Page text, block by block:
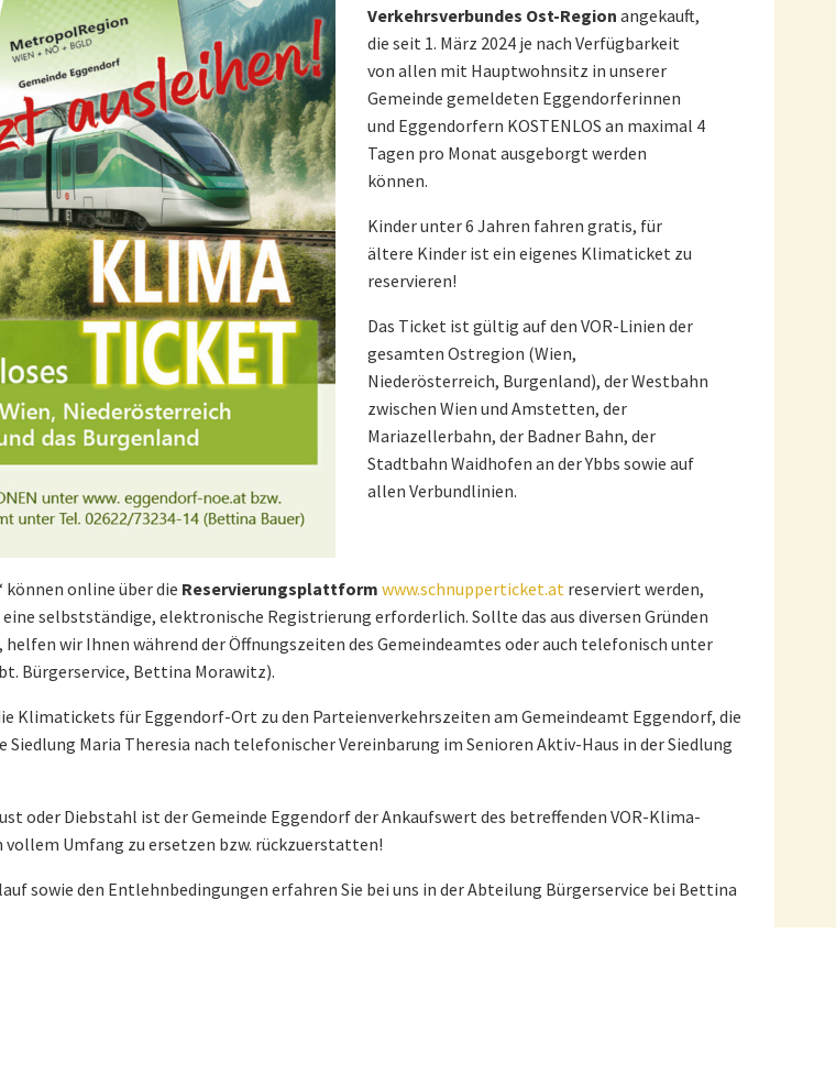
Verkehrsverbundes Ost-Region angekauft,
die seit 1. März 2024 je nach Verfügbarkeit
von allen mit Hauptwohnsitz in unserer
Gemeinde gemeldeten Eggendorferinnen
und Eggendorfern KOSTENLOS an maximal 4
Tagen pro Monat ausgeborgt werden
können.
Kinder unter 6 Jahren fahren gratis, für
ältere Kinder ist ein eigenes Klimaticket zu
reservieren!
Das Ticket ist gültig auf den VOR-Linien der
gesamten Ostregion (Wien,
Niederösterreich, Burgenland), der Westbahn
zwischen Wien und Amstetten, der
Mariazellerbahn, der Badner Bahn, der
Stadtbahn Waidhofen an der Ybbs sowie auf
allen Verbundlinien.
können online über die Reservierungsplattform www.schnupperticket.atreserviert werden,
selbstständige, elektronische Registrierung erforderlich. Sollte das aus diversen Gründen
wir Ihnen während der Öffnungszeiten des Gemeindeamtes oder auch telefonisch unter
Bürgerservice, Bettina Morawitz).
Klimatickets für Eggendorf-Ort zu den Parteienverkehrszeiten am Gemeindeamt Eggendorf, die
Maria Theresia nach telefonischer Vereinbarung im Senioren Aktiv-Haus in der Siedlung
oder Diebstahl ist der Gemeinde Eggendorf der Ankaufswert des betreffenden VOR-Klima-
Umfang zu ersetzen bzw. rückzuerstatten!
sowie den Entlehnbedingungen erfahren Sie bei uns in der Abteilung Bürgerservice bei Bettina